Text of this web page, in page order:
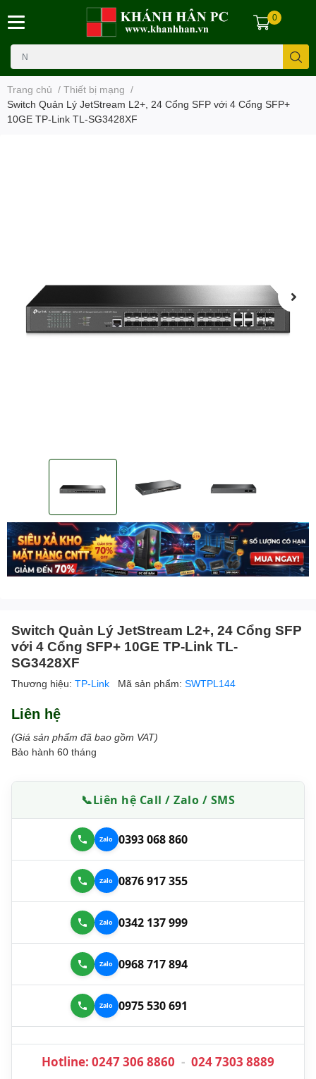
0
Trang chủ / Thiết bị mạng /
Switch Quản Lý JetStream L2+, 24 Cổng SFP với 4 Cổng SFP+
10GE TP-Link TL-SG3428XF
Switch Quản Lý JetStream L2+, 24 Cổng SFP
với 4 Cổng SFP+ 10GE TP-Link TL-
SG3428XF
Thương hiệu: TP-Link Mã sản phẩm: SWTPL144
Liên hệ
(Giá sản phẩm đã bao gồm VAT)
Bảo hành 60 tháng
📞Liên hệ Call / Zalo / SMS
0393 068 860
0876 917 355
0342 137 999
0968 717 894
0975 530 691
Hotline: 0247 306 8860 - 024 7303 8889